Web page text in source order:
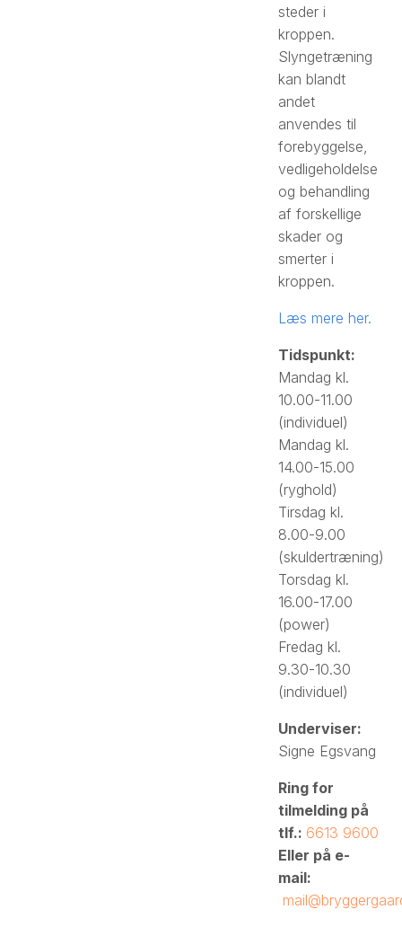
steder i
kroppen.
Slyngetræning
kan blandt
andet
anvendes til
forebyggelse,
vedligeholdelse
og behandling
af forskellige
skader og
smerter i
kroppen.
Læs mere her.
Tidspunkt:
Mandag kl.
10.00-11.00
(individuel)
Mandag kl.
14.00-15.00
(ryghold)
Tirsdag kl.
8.00-9.00
(skuldertræning)
Torsdag kl.
16.00-17.00
(power)
Fredag kl.
9.30-10.30
(individuel)
Underviser:
Signe Egsvang
Ring for
tilmelding på
tlf.: 6613 9600
Eller på e-
mail: